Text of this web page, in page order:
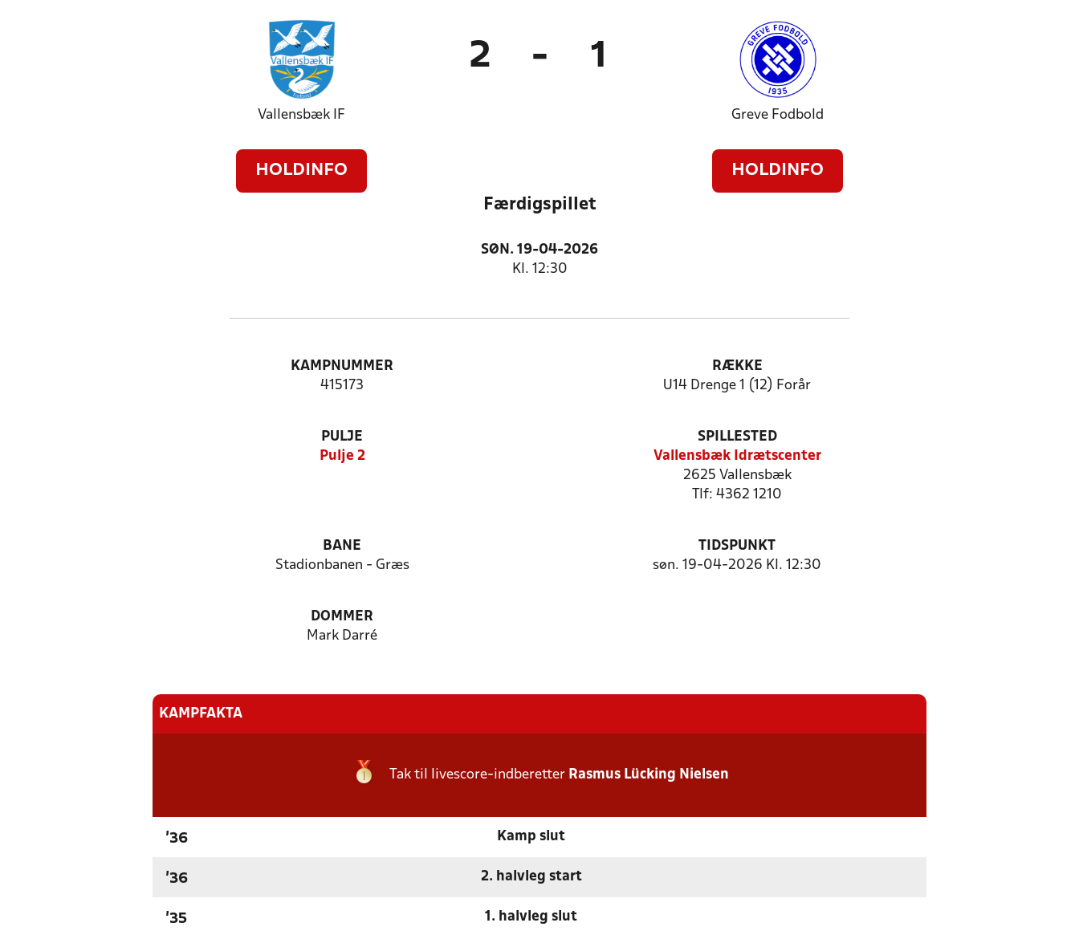
Vallensbæk IF
HOLDINFO
2 - 1
Greve Fodbold
HOLDINFO
Færdigspillet
SØN. 19-04-2026
Kl. 12:30
KAMPNUMMER
415173
RÆKKE
U14 Drenge 1 (12) Forår
PULJE
Pulje 2
SPILLESTED
Vallensbæk Idrætscenter
2625 Vallensbæk
Tlf: 4362 1210
BANE
Stadionbanen - Græs
TIDSPUNKT
søn. 19-04-2026 Kl. 12:30
DOMMER
Mark Darré
KAMPFAKTA
Tak til livescore-indberetter Rasmus Lücking Nielsen
'36 Kamp slut
'36 2. halvleg start
'35 1. halvleg slut